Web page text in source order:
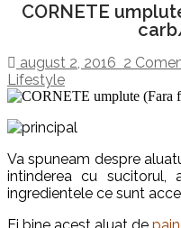
CORNETE
august 2, 2016 2
Lifestyle
Va spuneam despre
intinderea cu sucitorul,
ingredientele ce sunt